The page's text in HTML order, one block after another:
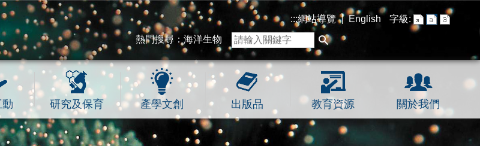
:::網站導覽 English
字級:
熱門搜尋： 海洋生物
動 研究及保育 產學文創 出版品 教育資源 關於我們